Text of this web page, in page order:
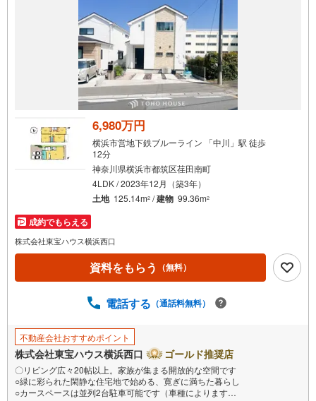
イ
ペ
ー
ジ
6,980万円
横浜市営地下鉄ブルーライン 「中川」駅 徒歩
12分
神奈川県横浜市都筑区荏田南町
4LDK / 2023年12月（築3年）
土地 125.14m2 /建物 99.36m2
成約でもらえる
株式会社東宝ハウス横浜西口
資料をもらう （無料）
電話する （通話料無料）
不動産会社おすすめポイント
株式会社東宝ハウス横浜西口 ゴールド推奨店
〇リビング広々20帖以上。家族が集まる開放的な空間です
○緑に彩られた閑静な住宅地で始める、寛ぎに満ちた暮らし
○カースペースは並列2台駐車可能です（車種によります